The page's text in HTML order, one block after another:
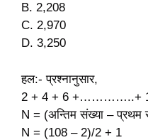
B. 2,208
C. 2,970
D. 3,250
हल:- प्रश्नानुसार,
2 + 4 + 6 +…………..+
N = (अन्तिम संख्या – प्रथम
N = (108 – 2)/2 + 1